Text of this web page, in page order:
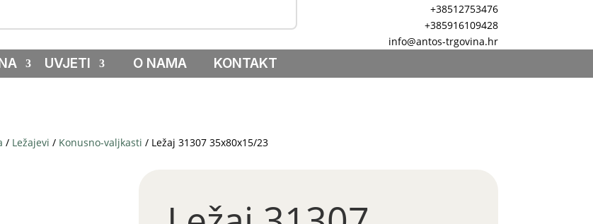
+38512753476
+385916109428
info@antos-trgovina.hr
UVJETI O NAMA KONTAKT
/ Ležajevi / Konusno-valjkasti / Ležaj 31307 35x80x15/23